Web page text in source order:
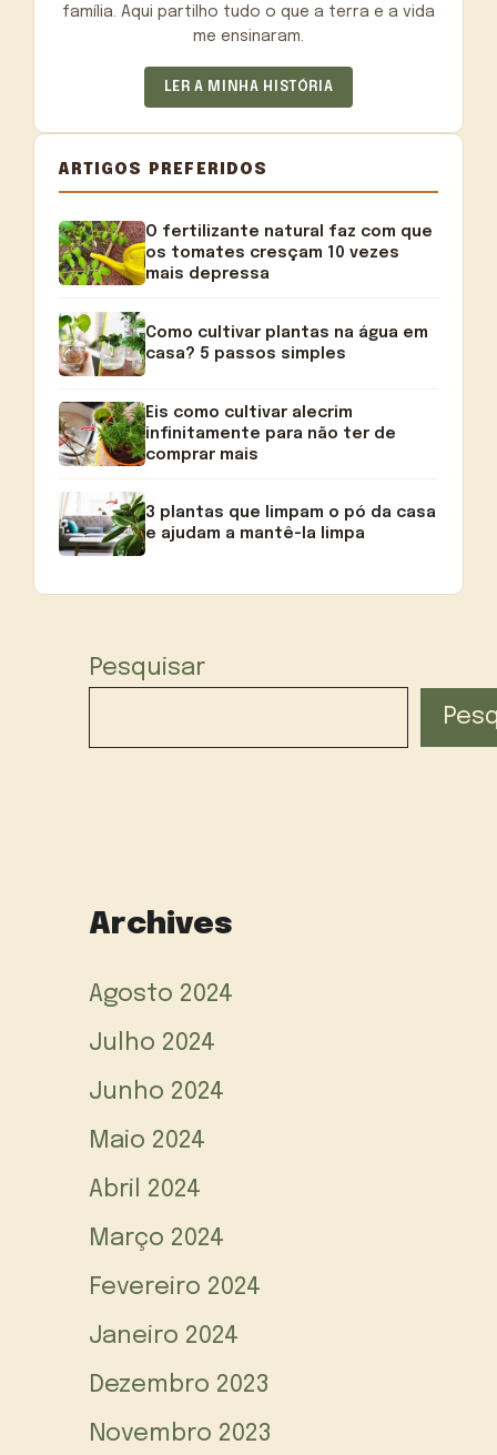
família. Aqui partilho tudo o que a terra e a vida
me ensinaram.
LER A MINHA HISTÓRIA
ARTIGOS PREFERIDOS
O fertilizante natural faz com que
os tomates cresçam 10 vezes
mais depressa
Como cultivar plantas na água em
casa? 5 passos simples
Eis como cultivar alecrim
infinitamente para não ter de
comprar mais
3 plantas que limpam o pó da casa
e ajudam a mantê-la limpa
Pesquisar
Archives
Agosto 2024
Julho 2024
Junho 2024
Maio 2024
Abril 2024
Março 2024
Fevereiro 2024
Janeiro 2024
Dezembro 2023
Novembro 2023